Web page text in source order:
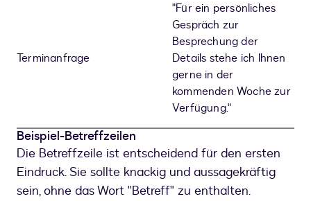
Terminanfrage
"Für ein persönliches
Gespräch zur
Besprechung der
Details stehe ich Ihnen
gerne in der
kommenden Woche zur
Verfügung."
Beispiel-Betreffzeilen
Die Betreffzeile ist entscheidend für den ersten
Eindruck. Sie sollte knackig und aussagekräftig
sein, ohne das Wort "Betreff" zu enthalten.